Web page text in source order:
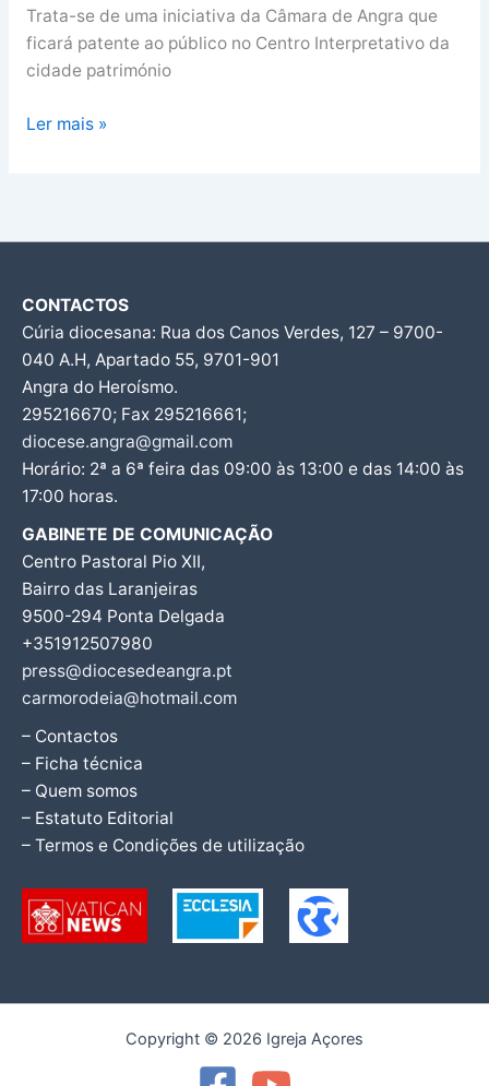
Trata-se de uma iniciativa da Câmara de Angra que
ficará patente ao público no Centro Interpretativo da
cidade património
local
e
a
patrimonial
Ler mais »
CONTACTOS
Cúria diocesana: Rua dos Canos Verdes, 127 – 9700-
040 A.H, Apartado 55, 9701-901
Angra do Heroísmo.
295216670; Fax 295216661;
diocese.angra@gmail.com
Horário: 2ª a 6ª feira das 09:00 às 13:00 e das 14:00 às
17:00 horas.
GABINETE DE COMUNICAÇÃO
Centro Pastoral Pio XII,
Bairro das Laranjeiras
9500-294 Ponta Delgada
+351912507980
press@diocesedeangra.pt
carmorodeia@hotmail.com
– Contactos
– Ficha técnica
– Quem somos
– Estatuto Editorial
– Termos e Condições de utilização
Copyright © 2026 Igreja Açores